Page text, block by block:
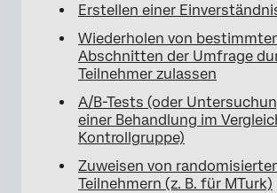
Erstellen einer
Wiederholen von
Abschnitten der Umfrage
Teilnehmer zulassen
A/B-Tests (oder
einer Behandlung im
Kontrollgruppe)
Zuweisen von
Teilnehmern (z. B. für MTurk)